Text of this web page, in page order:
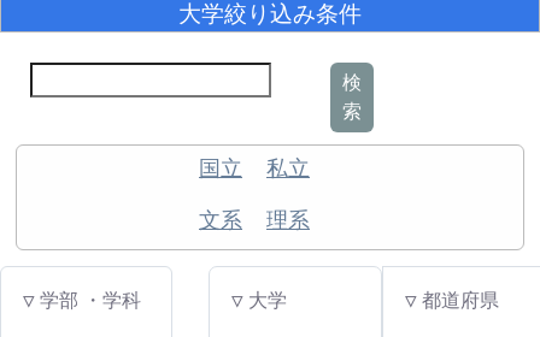
大学絞り込み条件
検
索
国立 私立
文系 理系
▽ 学部 ・学科 ▽ 大学 ▽ 都道府県